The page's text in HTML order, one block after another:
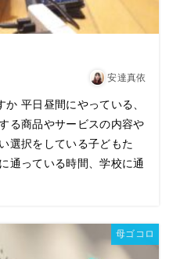
安達真依
平日昼間にやっている、
る商品やサービスの内容や
選択をしている子どもた
通っている時間、学校に通
母ゴコロ